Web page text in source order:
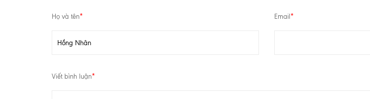
Họ và tên* Email *
Viết bình luận*